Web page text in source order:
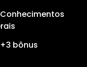
Conhecimentos
+3 bônus